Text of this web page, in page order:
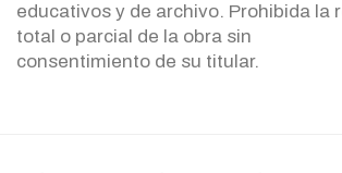
educativos y de archivo. Prohibida la
total o parcial de la obra sin
consentimiento de su titular.